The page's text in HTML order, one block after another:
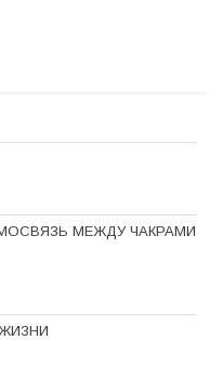
МЕЖДУ ЧАКРАМИ